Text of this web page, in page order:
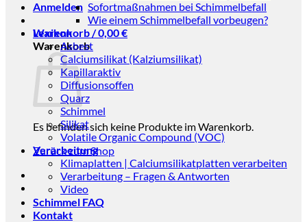
Anmelden
Warenkorb /0,00€
Warenkorb
Es befinden sich keine Produkte im Warenkorb.
Zurück zum Shop
Sofortmaßnahmen bei Schimmelbefall
Wie einem Schimmelbefall vorbeugen?
Lexikon
Asbest
Calciumsilikat (Kalziumsilikat)
Kapillaraktiv
Diffusionsoffen
Quarz
Schimmel
Silikat
Volatile Organic Compound (VOC)
Verarbeitung
Klimaplatten | Calciumsilikatplatten verarbeiten
Verarbeitung – Fragen & Antworten
Video
Schimmel FAQ
Kontakt